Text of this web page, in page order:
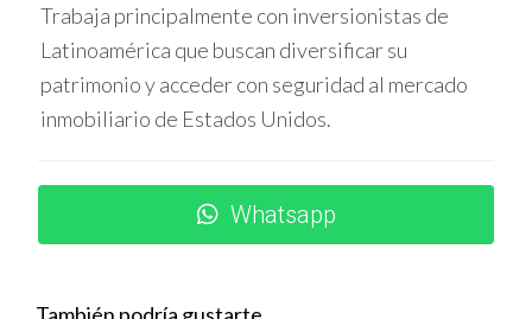
Revisión detallada del contrato y términos de
pago.
Pago inicial, que puede ser fraccionado según el
Recepción formal del inmueble y cierre legal.
CASOS PRÁCTICOS Y
Trabaja principalmente con inversionistas de
Latinoamérica que buscan diversificar su
patrimonio y acceder con seguridad al mercado
inmobiliario de Estados Unidos.
Whatsapp